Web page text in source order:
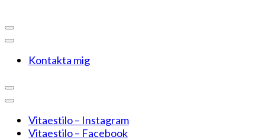
Kontakta mig
Vitaestilo – Instagram
Vitaestilo – Facebook